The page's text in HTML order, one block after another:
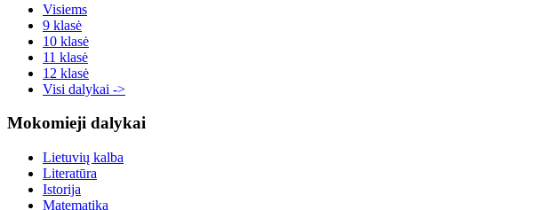
Visiems
9 klasė
10 klasė
11 klasė
12 klasė
Visi dalykai ->
Mokomieji dalykai
Lietuvių kalba
Literatūra
Istorija
Matematika